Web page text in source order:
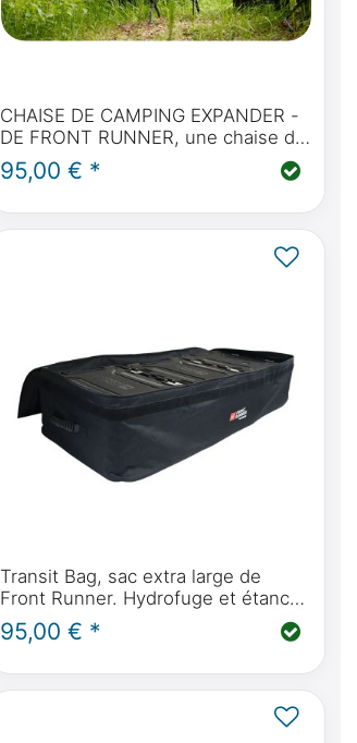
CHAISE DE CAMPING EXPANDER -
DE FRONT RUNNER, une chaise de
camping très compacte et massive
95,00 € *
Transit Bag, sac extra large de
Front Runner. Hydrofuge et étanche
à la poussière, avec lèvre
d'étanchéité
95,00 € *